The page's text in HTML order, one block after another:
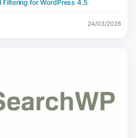
Filtering for WordPress 4.5
24/03/2026